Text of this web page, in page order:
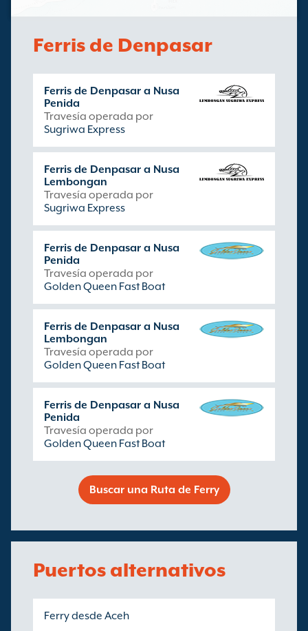
Ferris de Denpasar
Ferris de Denpasar a Nusa
Penida
Travesía operada por
Sugriwa Express
Ferris de Denpasar a Nusa
Lembongan
Travesía operada por
Sugriwa Express
Ferris de Denpasar a Nusa
Penida
Travesía operada por
Golden Queen Fast Boat
Ferris de Denpasar a Nusa
Lembongan
Travesía operada por
Golden Queen Fast Boat
Ferris de Denpasar a Nusa
Penida
Travesía operada por
Golden Queen Fast Boat
Buscar una Ruta de Ferry
Puertos alternativos
Ferry desde Aceh